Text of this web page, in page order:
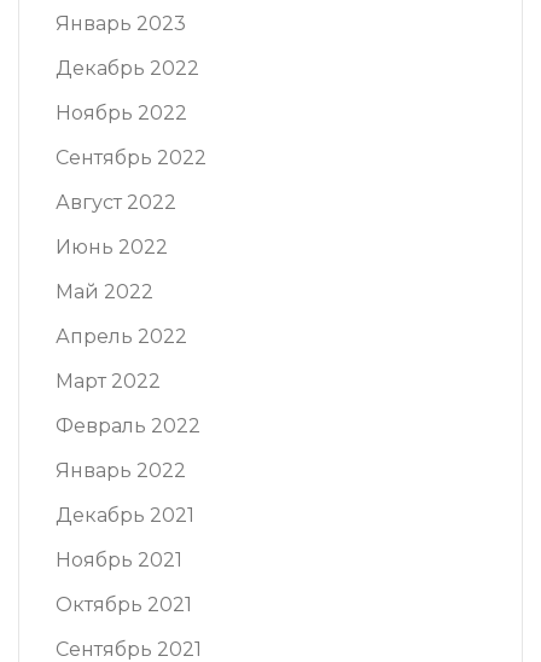
Январь 2023
Декабрь 2022
Ноябрь 2022
Сентябрь 2022
Август 2022
Июнь 2022
Май 2022
Апрель 2022
Март 2022
Февраль 2022
Январь 2022
Декабрь 2021
Ноябрь 2021
Октябрь 2021
Сентябрь 2021